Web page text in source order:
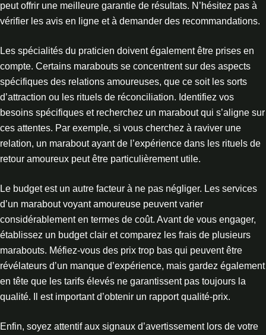
peut offrir une meilleure garantie de résultats. N’hésitez pas à
vérifier les avis en ligne et à demander des recommandations.
Les spécialités du praticien doivent également être prises en
compte. Certains marabouts se concentrent sur des aspects
spécifiques des relations amoureuses, que ce soit les sorts
d’attraction ou les rituels de réconciliation. Identifiez vos
besoins spécifiques et recherchez un marabout qui s’aligne sur
ces attentes. Par exemple, si vous cherchez à raviver une
relation, un marabout ayant de l’expérience dans les rituels de
retour amoureux peut être particulièrement utile.
Le budget est un autre facteur à ne pas négliger. Les services
d’un marabout voyant amoureuse peuvent varier
considérablement en termes de coût. Avant de vous engager,
établissez un budget clair et comparez les frais de plusieurs
marabouts. Méfiez-vous des prix trop bas qui peuvent être
révélateurs d’un manque d’expérience, mais gardez également
en tête que les tarifs élevés ne garantissent pas toujours la
qualité. Il est important d’obtenir un rapport qualité-prix.
Enfin, soyez attentif aux signaux d’avertissement lors de votre